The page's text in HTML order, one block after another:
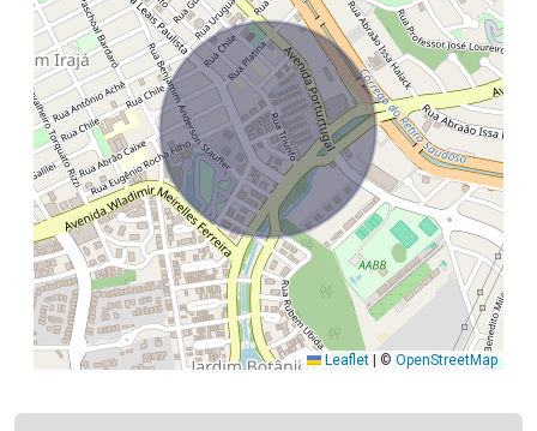
Leaflet © OpenStreetMap